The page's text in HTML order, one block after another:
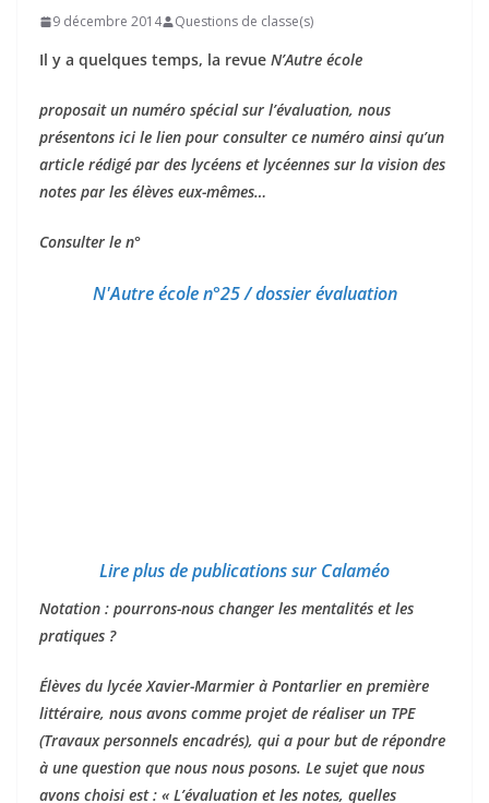
9 décembre 2014 Questions de classe(s)
Il y a quelques temps, la revue N’Autre école
proposait un numéro spécial sur l’évaluation, nous
présentons ici le lien pour consulter ce numéro ainsi qu’un
article rédigé par des lycéens et lycéennes sur la vision des
notes par les élèves eux-mêmes…
Consulter le n°
N'Autre école n°25 / dossier évaluation
Lire plus de publications sur Calaméo
Notation : pourrons-nous changer les mentalités et les
pratiques ?
Élèves du lycée Xavier-Marmier à Pontarlier en première
littéraire, nous avons comme projet de réaliser un TPE
(Travaux personnels encadrés), qui a pour but de répondre
à une question que nous nous posons. Le sujet que nous
avons choisi est : « L’évaluation et les notes, quelles